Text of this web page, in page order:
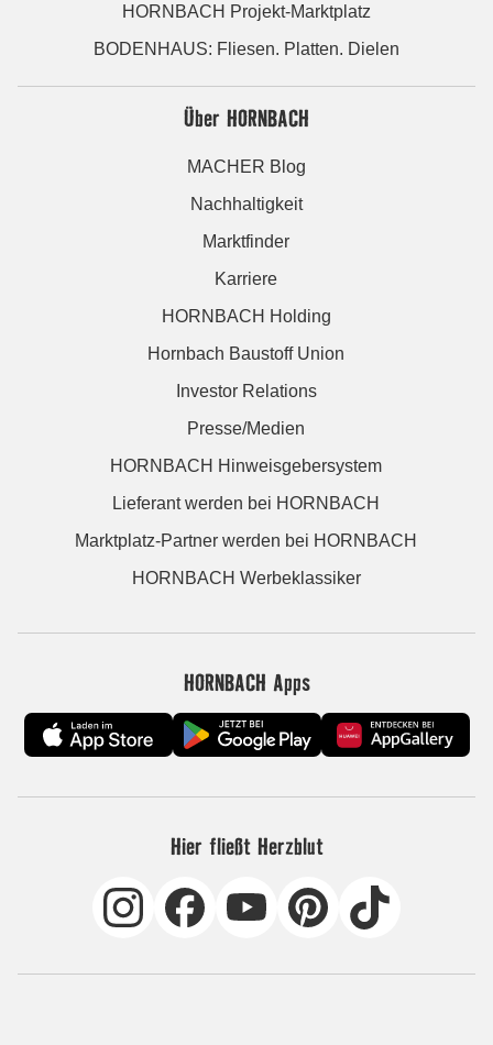
HORNBACH Projekt-Marktplatz
BODENHAUS: Fliesen. Platten. Dielen
Über HORNBACH
MACHER Blog
Nachhaltigkeit
Marktfinder
Karriere
HORNBACH Holding
Hornbach Baustoff Union
Investor Relations
Presse/Medien
HORNBACH Hinweisgebersystem
Lieferant werden bei HORNBACH
Marktplatz-Partner werden bei HORNBACH
HORNBACH Werbeklassiker
HORNBACH Apps
Hier fließt Herzblut